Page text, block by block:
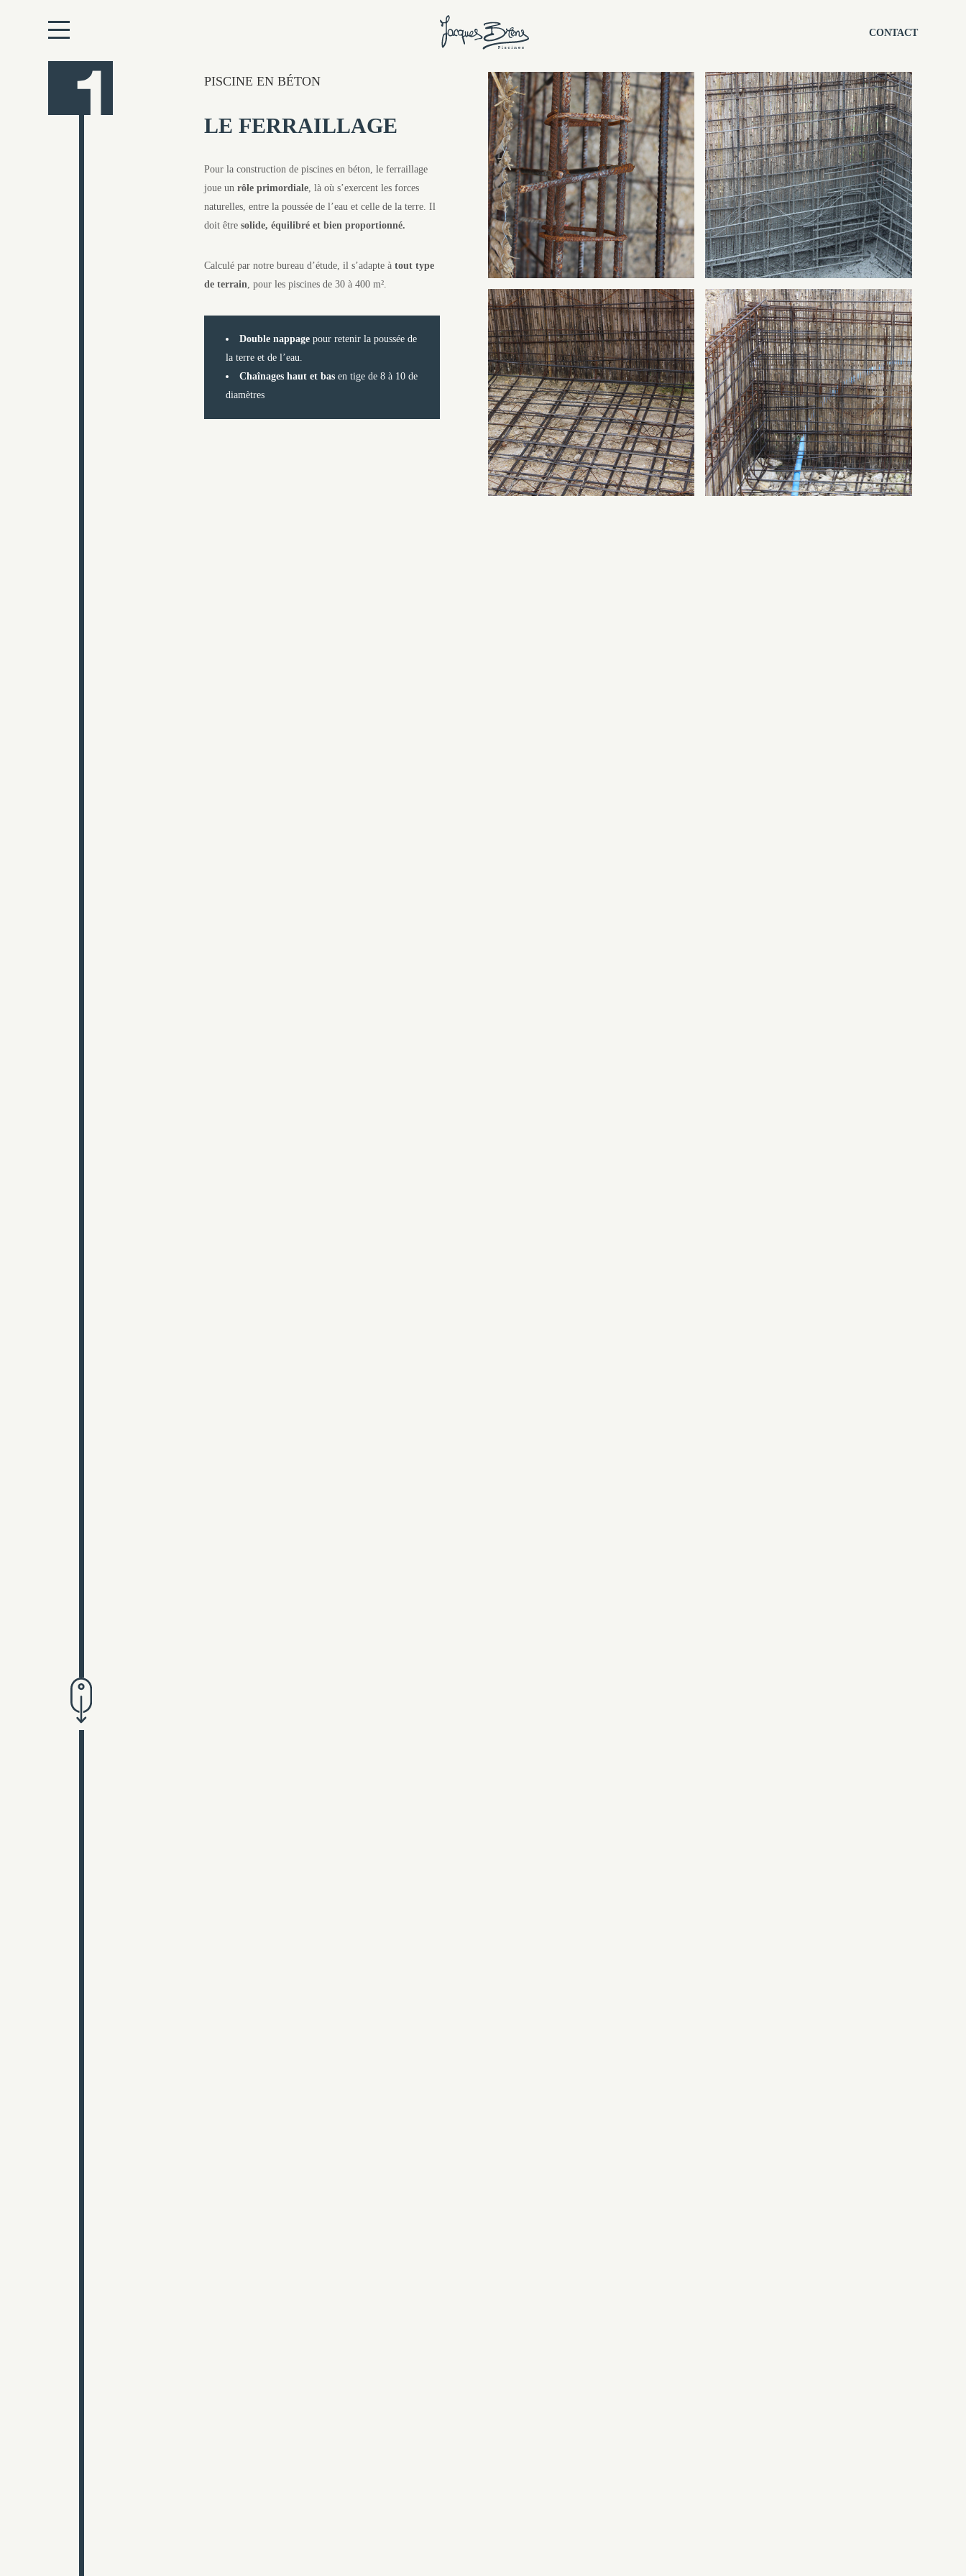
CONTACT
1 PISCINE EN BÉTON
LE FERRAILLAGE
Pour la construction de piscines en béton, le ferraillage
joue un rôle primordiale, là où s’exercent les forces
naturelles, entre la poussée de l’eau et celle de la terre. Il
doit être solide, équilibré et bien proportionné.
Calculé par notre bureau d’étude, il s’adapte à tout type
de terrain, pour les piscines de 30 à 400 m².
Double nappage pour retenir la poussée de
la terre et de l’eau.
Chaînages haut et bas en tige de 8 à 10 de
diamètres